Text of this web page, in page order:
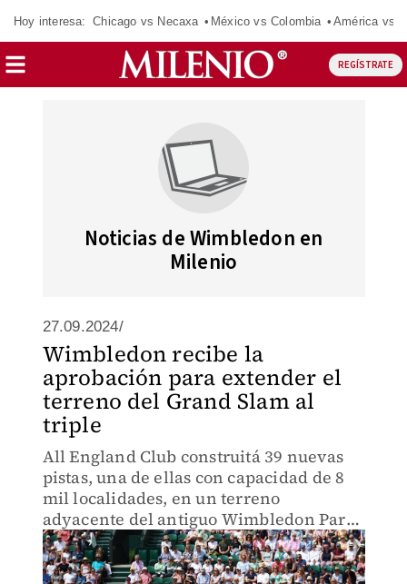
Hoy interesa: Chicago vs Necaxa México vs Colombia América vs
REGÍSTRATE
Noticias de Wimbledon en
Milenio
27.09.2024/
Wimbledon recibe la
aprobación para extender el
terreno del Grand Slam al
triple
All England Club construitá 39 nuevas
pistas, una de ellas con capacidad de 8
mil localidades, en un terreno
adyacente del antiguo Wimbledon Park
Golf Club